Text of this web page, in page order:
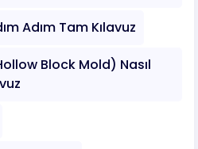
Adım Tam Kılavuz
Block Mold) Nasıl